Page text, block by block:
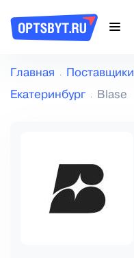
Главная Поставщики
Екатеринбург Blase